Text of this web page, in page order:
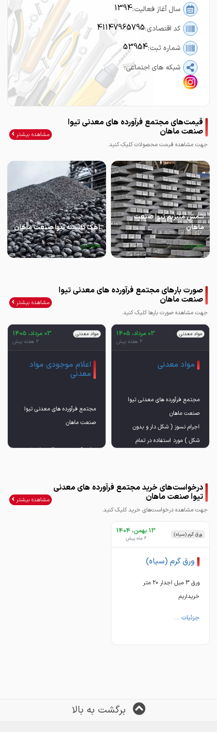
سال آغاز فعالیت:1394
کد اقتصادی:41147965795
شماره ثبت:53954
شبکه های اجتماعی:
قیمت‌های مجتمع فرآورده های معدنی تیوا
صنعت ماهان
جهت مشاهده قیمت محصولات کلیک کنید.
مشاهده بیشتر
شمش منیزیم تیوا صنعت
ماهان
0تومان
آهک کلسینه تیوا صنعت ماهان
0تومان
صورت بارهای مجتمع فرآورده های معدنی تیوا
صنعت ماهان
جهت مشاهده صورت بارها کلیک کنید.
مشاهده بیشتر
مواد معدنی 03 مرداد، 1405
2 هفته پیش
مواد معدنی
مجتمع فرآورده های معدنی تیوا
اجرام نسوز ( شکل دار و بدون
شکل ) مورد استفاده در تمام
. بتن نسوز )
مواد معدنی 03 مرداد، 1405
2 هفته پیش
اعلام موجودی مواد
معدنی
مجتمع فرآورده های معدنی تیوا
تولید کننده ی ۲۰۰۰ تن شمش
درخواست‌های خرید مجتمع فرآورده های معدنی
تیوا صنعت ماهان
جهت مشاهده درخواست‌های خرید کلیک کنید.
مشاهده بیشتر
ورق گرم (سیاه) 13 بهمن، 1404
6 ماه پیش
ورق گرم (سیاه)
ورق 3 میل اجدار 20 متر
خریداریم
جزئیات ...
برگشت به بالا